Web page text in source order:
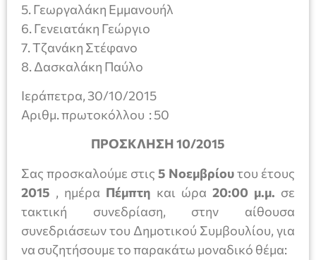
5. Γεωργαλάκη Εμμανουήλ
6. Γενειατάκη Γεώργιο
7. Τζανάκη Στέφανο
8. Δασκαλάκη Παύλο
Ιεράπετρα, 30/10/2015
Αριθμ. πρωτοκόλλου : 50
ΠΡΟΣΚΛΗΣΗ 10/2015
Σας προσκαλούμε στις 5 Νοεμβρίουτου έτους
2015 , ημέρα Πέμπτη και ώρα 20:00 μ.μ. σε
τακτική συνεδρίαση, στην αίθουσα
συνεδριάσεων του Δημοτικού Συμβουλίου, για
να συζητήσουμε το παρακάτω μοναδικό θέμα: